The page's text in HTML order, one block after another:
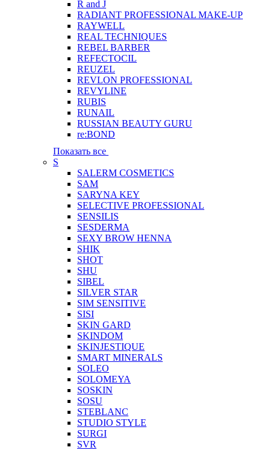
R and J
RADIANT PROFESSIONAL MAKE-UP
RAYWELL
REAL TECHNIQUES
REBEL BARBER
REFECTOCIL
REUZEL
REVLON PROFESSIONAL
REVYLINE
RUBIS
RUNAIL
RUSSIAN BEAUTY GURU
re:BOND
Показать все
S
SALERM COSMETICS
SAM
SARYNA KEY
SELECTIVE PROFESSIONAL
SENSILIS
SESDERMA
SEXY BROW HENNA
SHIK
SHOT
SHU
SIBEL
SILVER STAR
SIM SENSITIVE
SISI
SKIN GARD
SKINDOM
SKINJESTIQUE
SMART MINERALS
SOLEO
SOLOMEYA
SOSKIN
SOSU
STEBLANC
STUDIO STYLE
SURGI
SVR